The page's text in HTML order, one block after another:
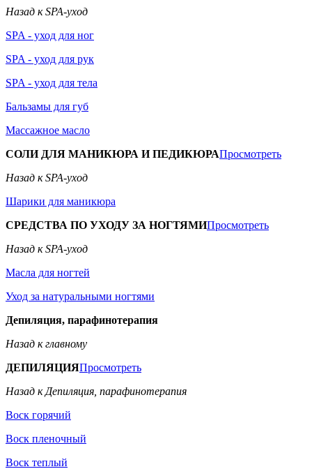
Назад к SPA-уход
SPA - уход для ног
SPA - уход для рук
SPA - уход для тела
Бальзамы для губ
Массажное масло
СОЛИ ДЛЯ МАНИКЮРА И ПЕДИКЮРАПросмотреть
Назад к SPA-уход
Шарики для маникюра
СРЕДСТВА ПО УХОДУ ЗА НОГТЯМИПросмотреть
Назад к SPA-уход
Масла для ногтей
Уход за натуральными ногтями
Депиляция, парафинотерапия
Назад к главному
ДЕПИЛЯЦИЯПросмотреть
Назад к Депиляция, парафинотерапия
Воск горячий
Воск пленочный
Воск теплый